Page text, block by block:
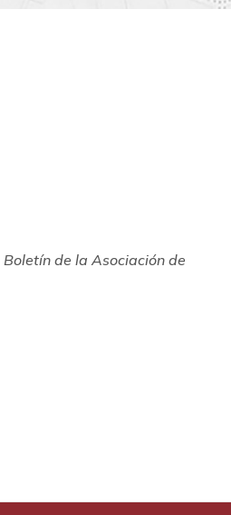
Boletín de la Asociación de